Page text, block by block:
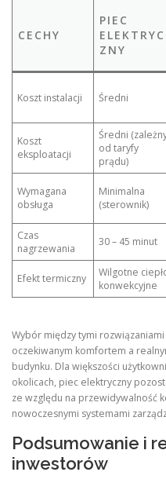
CECHY
PIEC
ELEKTRYC
ZNY
Koszt instalacji Średni
Koszt
eksploatacji
Średni
od taryfy
prądu)
Wymagana
obsługa
Minimalna
(sterownik)
Czas
nagrzewania
30 – 45 minut
Efekt termiczny
Wilgotne
konwekcyjne
Wybór między tymi
oczekiwanym komfortem a
budynku. Dla większości
okolicach, piec elektryczny
ze względu na przewidywalność
nowoczesnymi systemami
Podsumowanie i
inwestorów